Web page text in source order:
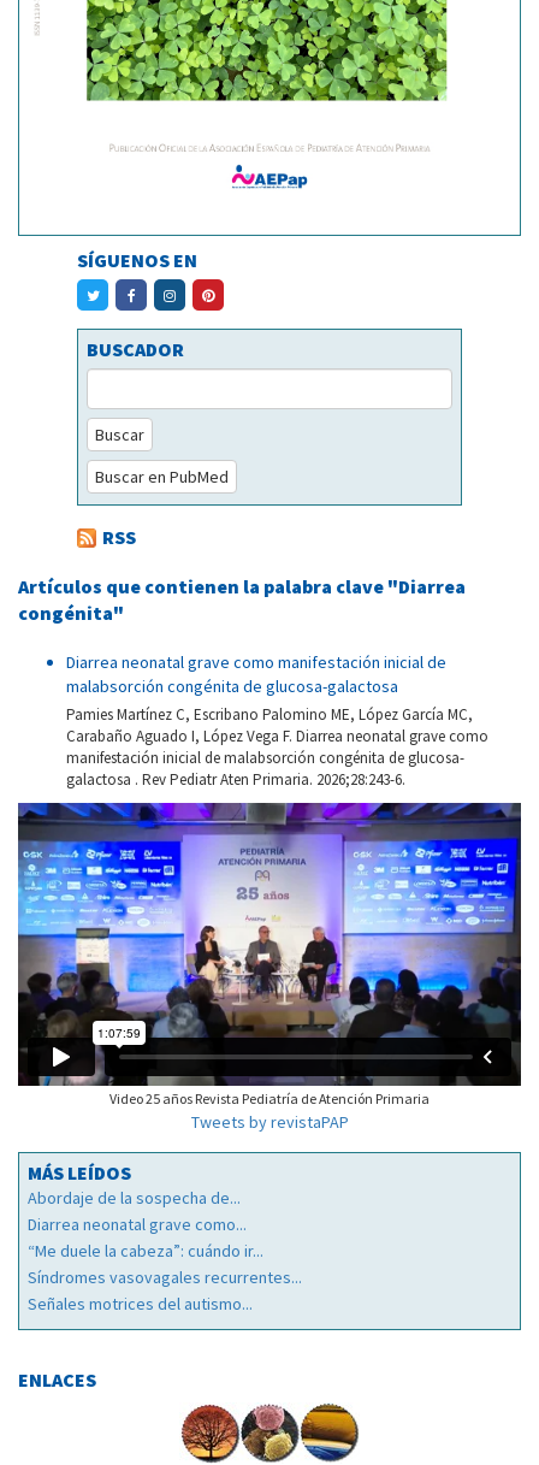
SÍGUENOS EN
BUSCADOR
Buscar
Buscar en PubMed
RSS
Artículos que contienen la palabra clave "Diarrea
congénita"
Diarrea neonatal grave como manifestación inicial de
malabsorción congénita de glucosa-galactosa
Pamies Martínez C, Escribano Palomino ME, López García MC,
Carabaño Aguado I, López Vega F. Diarrea neonatal grave como
manifestación inicial de malabsorción congénita de glucosa-
galactosa . Rev Pediatr Aten Primaria. 2026;28:243-6.
Video 25 años Revista Pediatría de Atención Primaria
Tweets by revistaPAP
MÁS LEÍDOS
Abordaje de la sospecha de...
Diarrea neonatal grave como...
“Me duele la cabeza”: cuándo ir...
Síndromes vasovagales recurrentes...
Señales motrices del autismo...
ENLACES